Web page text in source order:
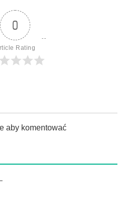
0
Rating
aby komentować